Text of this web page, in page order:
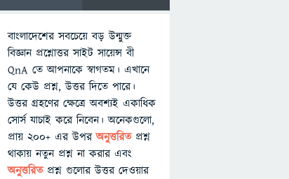
বাংলাদেশের সবচেয়ে বড় উন্মুক্ত
বিজ্ঞান প্রশ্নোত্তর সাইট সায়েন্স বী
QnA তে আপনাকে স্বাগতম। এখানে
যে কেউ প্রশ্ন, উত্তর দিতে পারে।
উত্তর গ্রহণের ক্ষেত্রে অবশ্যই একাধিক
সোর্স যাচাই করে নিবেন। অনেকগুলো,
প্রায় ২০০+ এর উপরঅনুত্তরিতপ্রশ্ন
থাকায় নতুন প্রশ্ন না করার এবং
অনুত্তরিত প্রশ্ন গুলোর উত্তর দেওয়ার